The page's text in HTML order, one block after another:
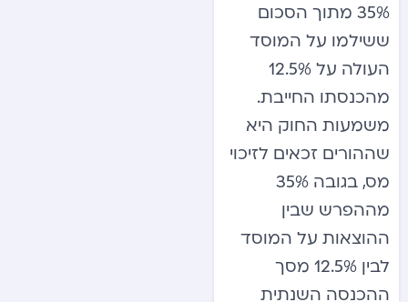
35% מתוך הסכום
ששילמו על המוסד
העולה על 12.5%
מהכנסתו החייבת.
משמעות החוק היא
שההורים זכאים לזיכוי
מס, בגובה 35%
מההפרש שבין
ההוצאות על המוסד
לבין 12.5% מסך
ההכנסה השנתית